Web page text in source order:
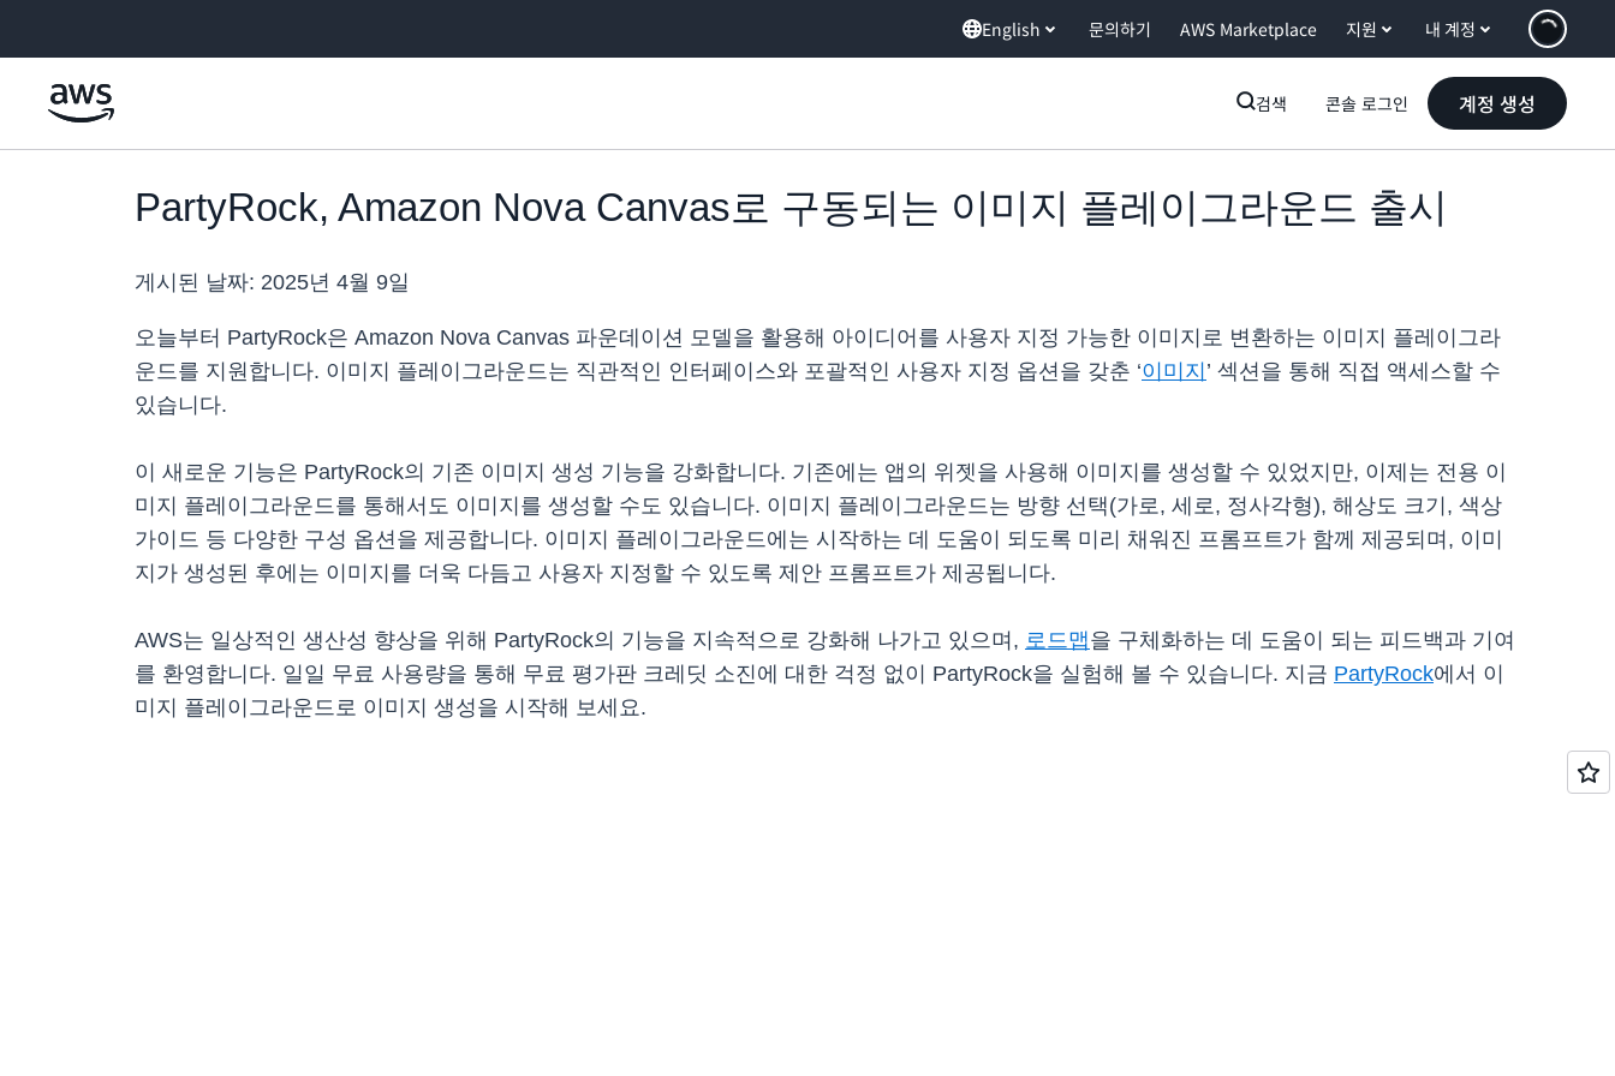
English 문의하기 AWS Marketplace 지원 내 계정
검색 콘솔 로그인 계정 생성
PartyRock, Amazon Nova Canvas로 구동되는 이미지 플레이그라운드 출시
게시된 날짜: 2025년 4월 9일
오늘부터 PartyRock은 Amazon Nova Canvas 파운데이션 모델을 활용해 아이디어를 사용자 지정 가능한 이미지로 변환하는 이미지 플레이그라
운드를 지원합니다. 이미지 플레이그라운드는 직관적인 인터페이스와 포괄적인 사용자 지정 옵션을 갖춘 ‘이미지 ’ 섹션을 통해 직접 액세스할 수
있습니다.
이 새로운 기능은 PartyRock의 기존 이미지 생성 기능을 강화합니다. 기존에는 앱의 위젯을 사용해 이미지를 생성할 수 있었지만, 이제는 전용 이
미지 플레이그라운드를 통해서도 이미지를 생성할 수도 있습니다. 이미지 플레이그라운드는 방향 선택(가로, 세로, 정사각형), 해상도 크기, 색상
가이드 등 다양한 구성 옵션을 제공합니다. 이미지 플레이그라운드에는 시작하는 데 도움이 되도록 미리 채워진 프롬프트가 함께 제공되며, 이미
지가 생성된 후에는 이미지를 더욱 다듬고 사용자 지정할 수 있도록 제안 프롬프트가 제공됩니다.
AWS는 일상적인 생산성 향상을 위해 PartyRock의 기능을 지속적으로 강화해 나가고 있으며, 로드맵을 구체화하는 데 도움이 되는 피드백과 기여
를 환영합니다. 일일 무료 사용량을 통해 무료 평가판 크레딧 소진에 대한 걱정 없이 PartyRock을 실험해 볼 수 있습니다. 지금 PartyRock에서 이
미지 플레이그라운드로 이미지 생성을 시작해 보세요.